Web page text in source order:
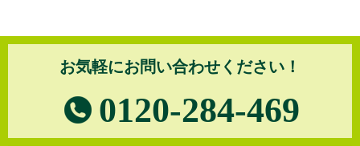
お気軽にお問い合わせください！
0120-284-469